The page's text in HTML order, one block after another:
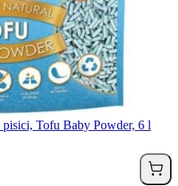
Tofu Baby Powder, 6 l